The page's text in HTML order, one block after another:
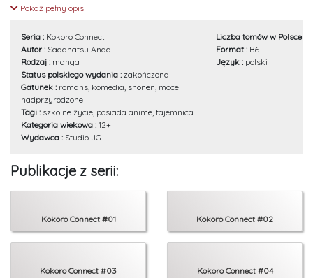
wcale nie jest osobą za jaką była brana do tej pory. Nadchodzi wielki finał
Scenariusz:
Projekty postaci:
Ilustracje: CUTEG (Kkam)
Pokaż pełny opis
Seria : Kokoro Connect
Autor : Sadanatsu Anda
Rodzaj : manga
Status polskiego wydania : zakończona
Gatunek : romans, komedia, shonen, moce
nadprzyrodzone
Tagi : szkolne życie, posiada anime, tajemnica
Kategoria wiekowa : 12+
Wydawca : Studio JG
Liczba tomów w Polsce :
Format : B6
Język : polski
Publikacje z serii:
Kokoro Connect #01 Kokoro Connect #02
Kokoro Connect #03 Kokoro Connect #04